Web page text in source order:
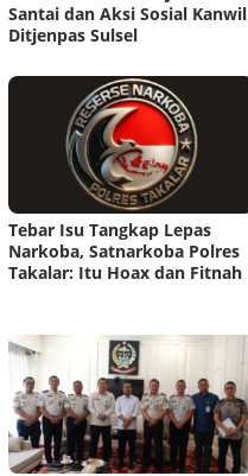
Santai dan Aksi Sosial Kanwil
Ditjenpas Sulsel
Tebar Isu Tangkap Lepas
Narkoba, Satnarkoba Polres
Takalar: Itu Hoax dan Fitnah